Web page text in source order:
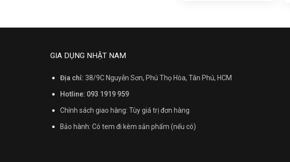
GIA DỤNG NHẬT NAM
Địa chỉ: 38/9C Nguyễn Sơn, Phú Thọ Hòa, Tân Phú, HCM
Hotline: 093 1919 959
Chính sách giao hàng: Tùy giá trị đơn hàng
Bảo hành: Có tem đi kèm sản phẩm (nếu có)